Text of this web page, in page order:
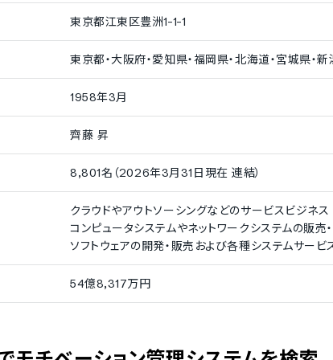
東京都江東区豊洲1-1-1
東京都・大阪府・愛知県・福岡県・北海道・宮城県・
1958年3月
齊藤 昇
8,801名（2026年3月31日現在 連結）
クラウドやアウトソーシングなどのサービスビジネス
コンピュータシステムやネットワークシステムの販売
ソフトウェアの開発・販売および各種システムサービ
54億8,317万円